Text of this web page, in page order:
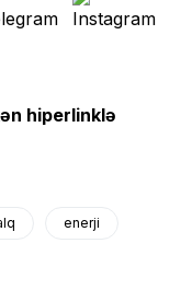
hiperlinklə
enerji